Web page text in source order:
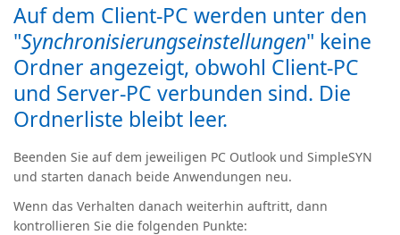
Auf dem Client-PC werden unter den
"Synchronisierungseinstellungen" keine
Ordner angezeigt, obwohl Client-PC
und Server-PC verbunden sind. Die
Ordnerliste bleibt leer.
Beenden Sie auf dem jeweiligen PC Outlook und SimpleSYN
und starten danach beide Anwendungen neu.
Wenn das Verhalten danach weiterhin auftritt, dann
kontrollieren Sie die folgenden Punkte: